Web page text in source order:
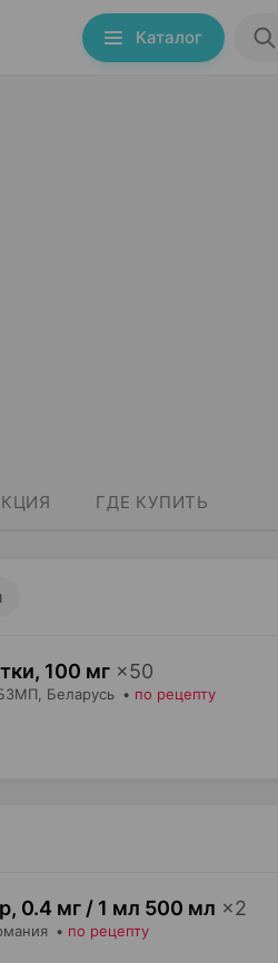
Каталог
ГДЕ КУПИТЬ
, 100 мг ×50
, Беларусь • по рецепту
, 0.4 мг / 1 мл 500 мл ×2
• по рецепту